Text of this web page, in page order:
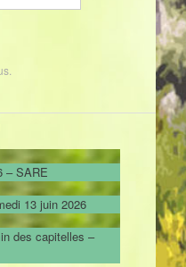
.
– SARE
13 juin 2026
des capitelles –